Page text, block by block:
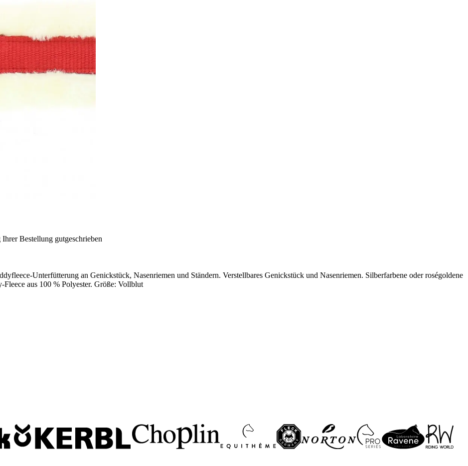
Bestellung gutgeschrieben
Unterfütterung an Genickstück, Nasenriemen und Ständern. Verstellbares Genickstück und Nasenriemen. Silberfarbene oder roségoldene
aus 100 % Polyester. Größe: Vollblut